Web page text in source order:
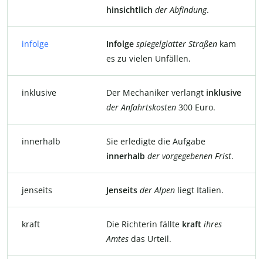
hinsichtlich der Abfindung.
infolge Infolge spiegelglatter Straßen kam
es zu vielen Unfällen.
inklusive Der Mechaniker verlangt inklusive
der Anfahrtskosten 300 Euro.
innerhalb
Sie erledigte die Aufgabe
innerhalb der vorgegebenen Frist.
jenseits Jenseits der Alpen liegt Italien.
kraft Die Richterin fällte kraft ihres
Amtes das Urteil.